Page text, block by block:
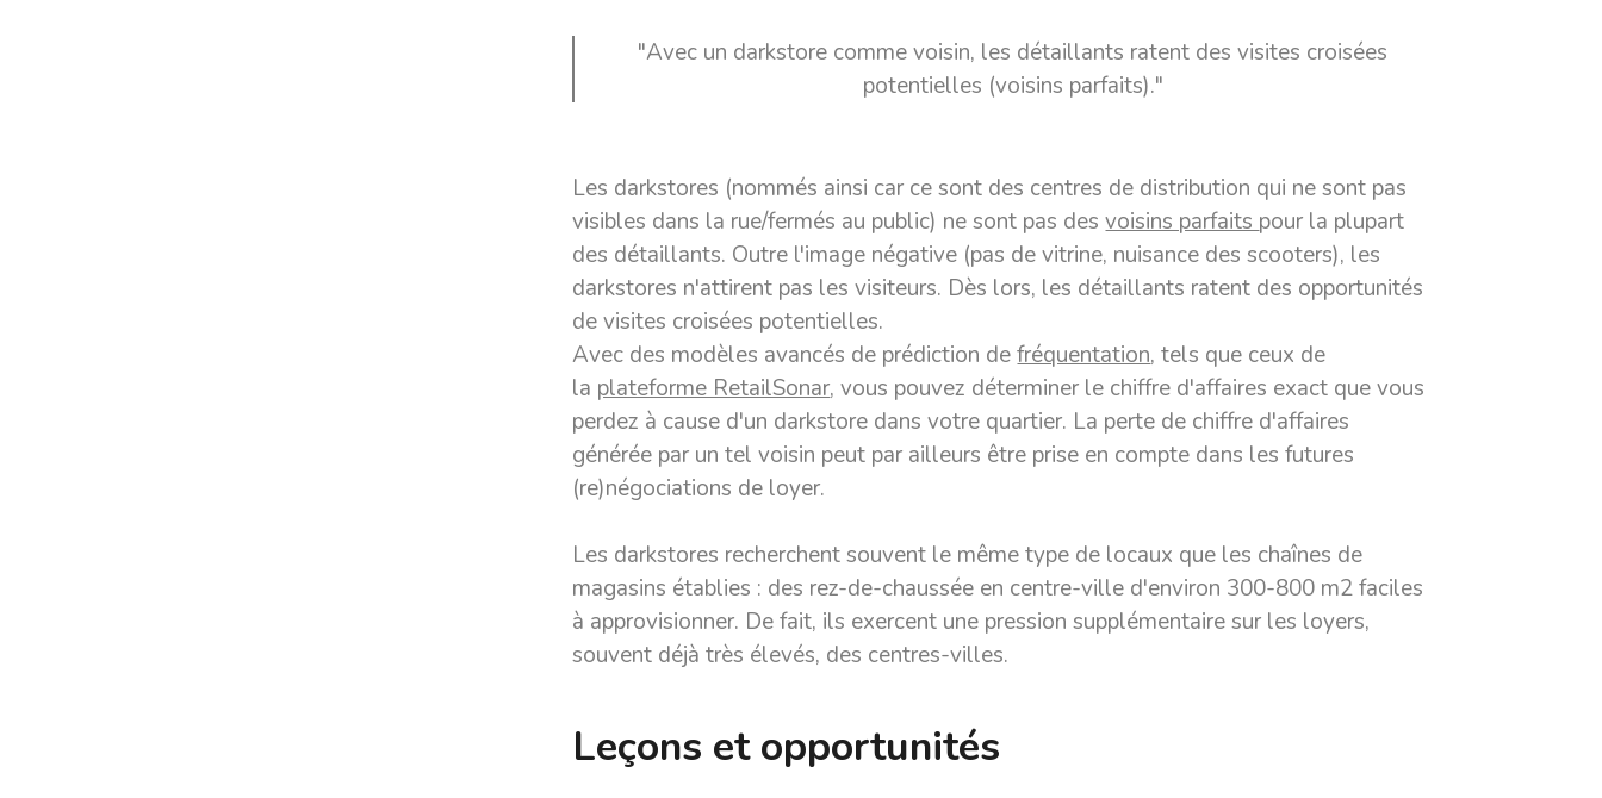
"Avec un darkstore comme voisin, les détaillants ratent des visites croisées
potentielles (voisins parfaits)."
Les darkstores (nommés ainsi car ce sont des centres de distribution qui ne sont pas
visibles dans la rue/fermés au public) ne sont pas des voisins parfaits pour la plupart
des détaillants. Outre l'image négative (pas de vitrine, nuisance des scooters), les
darkstores n'attirent pas les visiteurs. Dès lors, les détaillants ratent des opportunités
de visites croisées potentielles.
Avec des modèles avancés de prédiction defréquentation, tels que ceux de
la plateforme RetailSonar, vous pouvez déterminer le chiffre d'affaires exact que vous
perdez à cause d'un darkstore dans votre quartier. La perte de chiffre d'affaires
générée par un tel voisin peut par ailleurs être prise en compte dans les futures
(re)négociations de loyer.
Les darkstores recherchent souvent le même type de locaux que les chaînes de
magasins établies : des rez-de-chaussée en centre-ville d'environ 300-800 m2 faciles
à approvisionner. De fait, ils exercent une pression supplémentaire sur les loyers,
souvent déjà très élevés, des centres-villes.
Leçons et opportunités